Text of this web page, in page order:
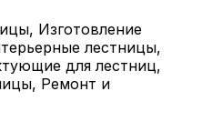
Изготовление
лестницы,
для лестниц,
Ремонт и